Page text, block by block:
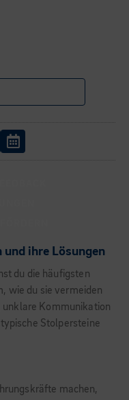
ihre Lösungen
du die häufigsten
wie du sie vermeiden
Kommunikation
Stolpersteine
machen,